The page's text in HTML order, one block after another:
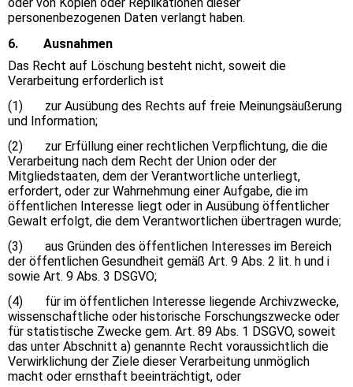
oder von Kopien oder Replikationen dieser
personenbezogenen Daten verlangt haben.
6. Ausnahmen
Das Recht auf Löschung besteht nicht, soweit die
Verarbeitung erforderlich ist
(1) zur Ausübung des Rechts auf freie Meinungsäußerung
und Information;
(2) zur Erfüllung einer rechtlichen Verpflichtung, die die
Verarbeitung nach dem Recht der Union oder der
Mitgliedstaaten, dem der Verantwortliche unterliegt,
erfordert, oder zur Wahrnehmung einer Aufgabe, die im
öffentlichen Interesse liegt oder in Ausübung öffentlicher
Gewalt erfolgt, die dem Verantwortlichen übertragen wurde;
(3) aus Gründen des öffentlichen Interesses im Bereich
der öffentlichen Gesundheit gemäß Art. 9 Abs. 2 lit. h und i
sowie Art. 9 Abs. 3 DSGVO;
(4) für im öffentlichen Interesse liegende Archivzwecke,
wissenschaftliche oder historische Forschungszwecke oder
für statistische Zwecke gem. Art. 89 Abs. 1 DSGVO, soweit
das unter Abschnitt a) genannte Recht voraussichtlich die
Verwirklichung der Ziele dieser Verarbeitung unmöglich
macht oder ernsthaft beeinträchtigt, oder